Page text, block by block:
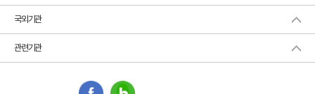
국외기관
관련기관